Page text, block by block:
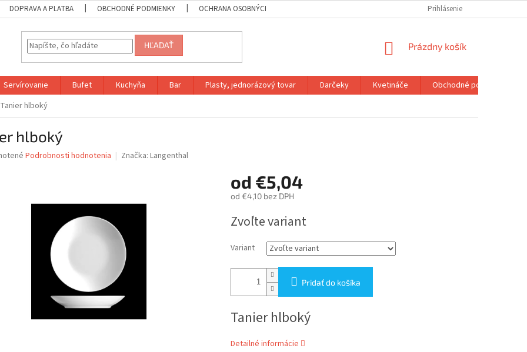
DOPRAVA A PLATBA OBCHODNÉ PODMIENKY OCHRANA OSOBNÝCH ÚDAJOV Prihlásenie
HĽADAŤ
NÁKUPNÝ
Prázdny košík
Servírovanie Bufet Kuchyňa Bar Plasty, jednorázový tovar Darčeky Kvetináče
Obchodné podmienky
Tanier hlboký
hlboký
Podrobnosti hodnotenia Značka: Langenthal
od €5,04
od €4,10bez DPH
cena:
Zvoľte variant
Variant
Pridať do košíka
Tanier hlboký
Detailné informácie